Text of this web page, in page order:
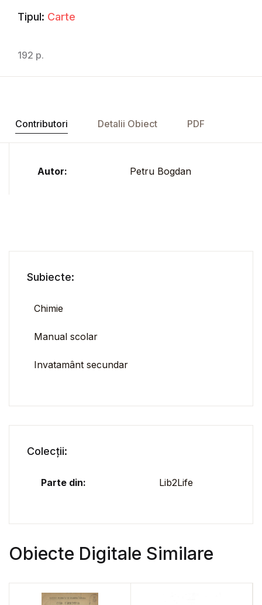
Tipul: Carte
192 p.
Contributori Detalii Obiect PDF
Autor: Petru Bogdan
Subiecte:
Chimie
Manual scolar
Invatamânt secundar
Colecții:
Parte din: Lib2Life
Obiecte Digitale Similare